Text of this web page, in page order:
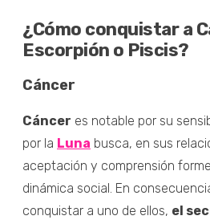
¿Cómo conquistar a
Escorpión o Piscis?
Cáncer
Cáncer es notable por su
por la Luna busca, en sus
aceptación y comprensión
dinámica social. En
conquistar a uno de ellos, el